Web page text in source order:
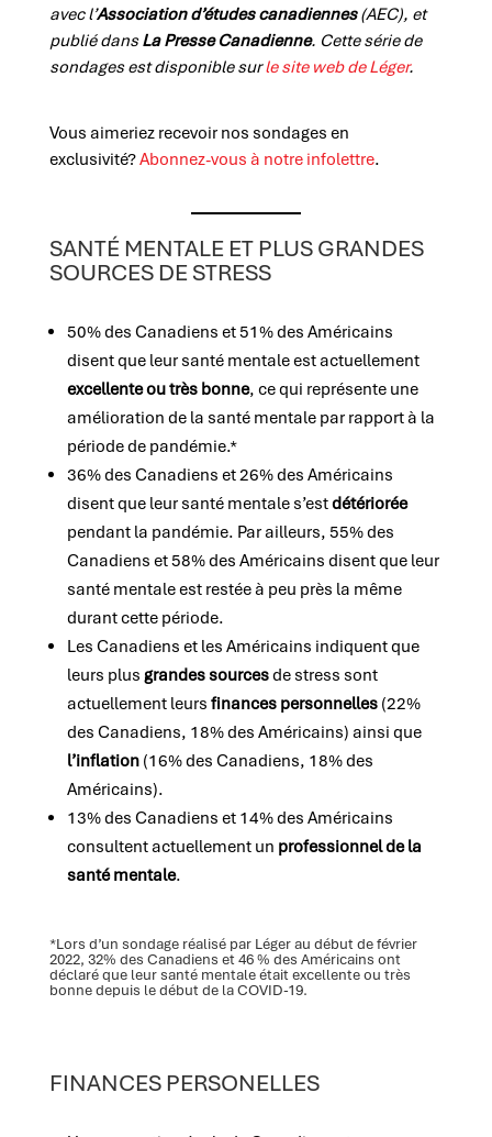
avec l’Association d’études canadiennes(AEC), et
publié dansLa Presse Canadienne. Cette série de
sondages est disponible surle site web de Léger.
Vous aimeriez recevoir nos sondages en
exclusivité?Abonnez-vous à notre infolettre.
SANTÉ MENTALE ET PLUS GRANDES
SOURCES DE STRESS
50% des Canadiens et 51% des Américains
disent que leur santé mentale est actuellement
excellente ou très bonne, ce qui représente une
amélioration de la santé mentale par rapport à la
période de pandémie.*
36% des Canadiens et 26% des Américains
disent que leur santé mentale s’estdétériorée
pendant la pandémie. Par ailleurs, 55% des
Canadiens et 58% des Américains disent que leur
santé mentale est restée à peu près la même
durant cette période.
Les Canadiens et les Américains indiquent que
leurs plus grandes sourcesde stress sont
actuellement leurs finances personnelles(22%
des Canadiens, 18% des Américains) ainsi que
l’inflation(16% des Canadiens, 18% des
Américains).
13% des Canadiens et 14% des Américains
consultent actuellement un professionnel de la
santé mentale.
*Lors d’un sondage réalisé par Léger au début de février
2022, 32% des Canadiens et 46 % des Américains ont
déclaré que leur santé mentale était excellente ou très
bonne depuis le début de la COVID-19.
FINANCES PERSONELLES